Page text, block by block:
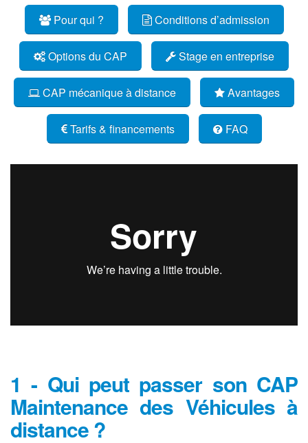
Pour qui ? Conditions d’admission
Options du CAP Stage en entreprise
CAP mécanique à distance Avantages
Tarifs & financements FAQ
1 - Qui peut passer son CAP
Maintenance des Véhicules à
distance ?